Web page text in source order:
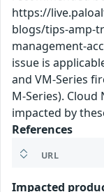
https://
blogs/tips-amp-
management-
issue is
and VM-Series
M-Series). Cloud
impacted by
References
URL
Impacted